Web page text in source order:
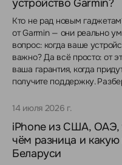
устройство Garmin?
Кто не рад новым
от Garmin — они реально
вопрос: когда ваше
важно? Да всё просто: от
ваша гарантия, когда
получите поддержку.
14 июля 2026 г.
iPhone из США, ОАЭ,
чём разница и
Беларуси